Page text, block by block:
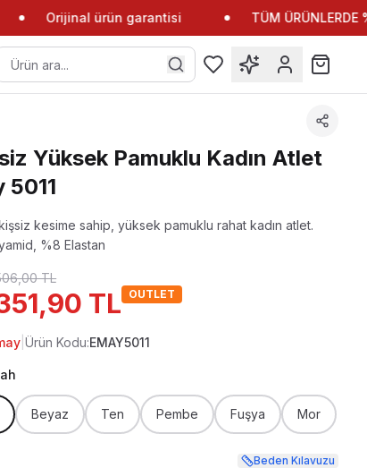
Orijinal ürün garantisi TÜM ÜRÜNLERDE
Yüksek Pamuklu Kadın Atlet
5011
kesime sahip, yüksek pamuklu rahat kadın atlet.
%8 Elastan
TL
TL OUTLET
|Ürün Kodu:EMAY5011
Beyaz Ten Pembe Fuşya Mor
Beden Kılavuzu